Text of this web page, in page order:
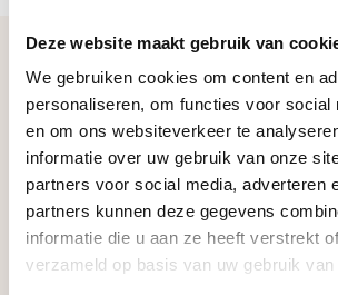
Deze website maakt gebruik van
We gebruiken cookies om content en
personaliseren, om functies voor social
en om ons websiteverkeer te
informatie over uw gebruik van onze
partners voor social media, adverteren
partners kunnen deze gegevens
informatie die u aan ze heeft verstrekt
verzameld op basis van uw gebruik
Andere